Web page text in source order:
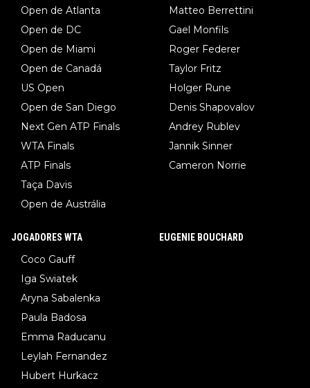
Open de Atlanta
Open de DC
Open de Miami
Open de Canadá
US Open
Open de San Diego
Next Gen ATP Finals
WTA Finals
ATP Finals
Taça Davis
Open de Austrália
Matteo Berrettini
Gael Monfils
Roger Federer
Taylor Fritz
Holger Rune
Denis Shapovalov
Andrey Rublev
Jannik Sinner
Cameron Norrie
JOGADORES WTA
Coco Gauff
Iga Swiatek
Aryna Sabalenka
Paula Badosa
Emma Raducanu
Leylah Fernandez
Hubert Hurkacz
EUGENIE BOUCHARD